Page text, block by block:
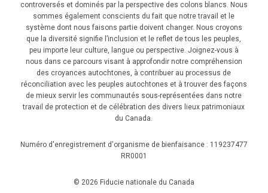
controversés et dominés par la perspective des colons blancs. Nous
sommes également conscients du fait que notre travail et le
système dont nous faisons partie doivent changer. Nous croyons
que la diversité signifie l’inclusion et le reflet de tous les peuples,
peu importe leur culture, langue ou perspective. Joignez-vous à
nous dans ce parcours visant à approfondir notre compréhension
des croyances autochtones, à contribuer au processus de
réconciliation avec les peuples autochtones et à trouver des façons
de mieux servir les communautés sous-représentées dans notre
travail de protection et de célébration des divers lieux patrimoniaux
du Canada.
Numéro d'enregistrement d'organisme de bienfaisance : 119237477
RR0001
© 2026 Fiducie nationale du Canada